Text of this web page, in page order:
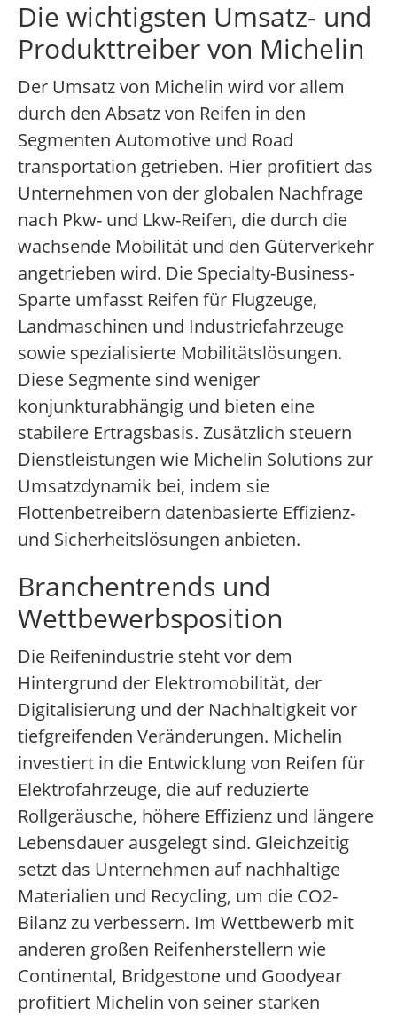
Die wichtigsten Umsatz- und
Produkttreiber von Michelin
Der Umsatz von Michelin wird vor allem
durch den Absatz von Reifen in den
Segmenten Automotive und Road
transportation getrieben. Hier profitiert das
Unternehmen von der globalen Nachfrage
nach Pkw- und Lkw-Reifen, die durch die
wachsende Mobilität und den Güterverkehr
angetrieben wird. Die Specialty-Business-
Sparte umfasst Reifen für Flugzeuge,
Landmaschinen und Industriefahrzeuge
sowie spezialisierte Mobilitätslösungen.
Diese Segmente sind weniger
konjunkturabhängig und bieten eine
stabilere Ertragsbasis. Zusätzlich steuern
Dienstleistungen wie Michelin Solutions zur
Umsatzdynamik bei, indem sie
Flottenbetreibern datenbasierte Effizienz-
und Sicherheitslösungen anbieten.
Branchentrends und
Wettbewerbsposition
Die Reifenindustrie steht vor dem
Hintergrund der Elektromobilität, der
Digitalisierung und der Nachhaltigkeit vor
tiefgreifenden Veränderungen. Michelin
investiert in die Entwicklung von Reifen für
Elektrofahrzeuge, die auf reduzierte
Rollgeräusche, höhere Effizienz und längere
Lebensdauer ausgelegt sind. Gleichzeitig
setzt das Unternehmen auf nachhaltige
Materialien und Recycling, um die CO2-
Bilanz zu verbessern. Im Wettbewerb mit
anderen großen Reifenherstellern wie
Continental, Bridgestone und Goodyear
profitiert Michelin von seiner starken